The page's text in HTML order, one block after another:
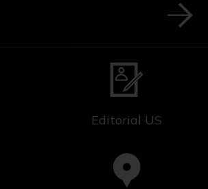
Editorial US